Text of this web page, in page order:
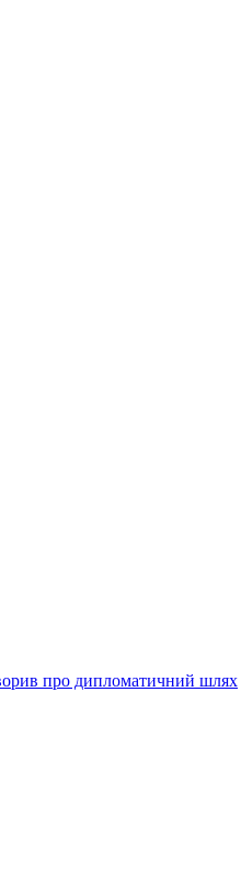
про дипломатичний шлях